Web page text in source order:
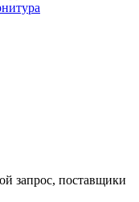
запрос, поставщики